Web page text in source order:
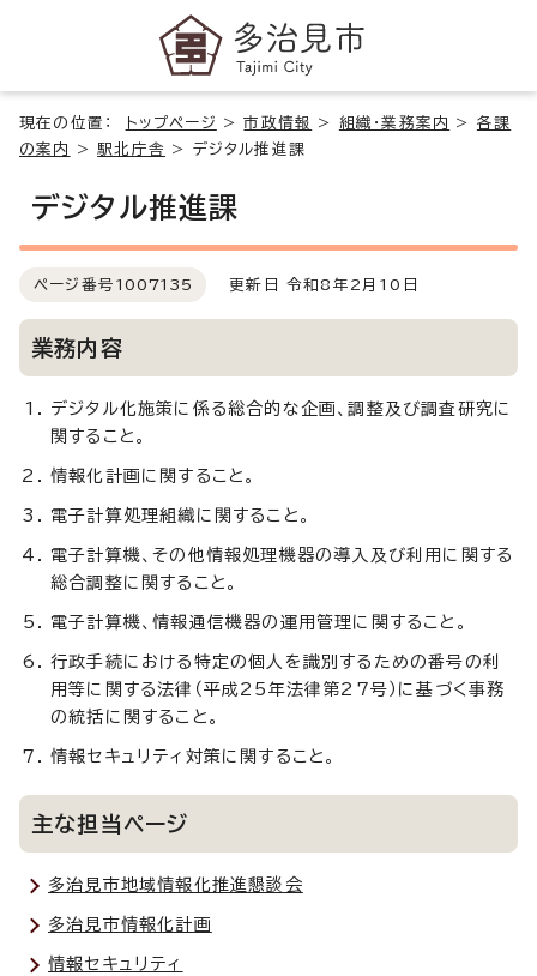
現在の位置： トップページ >市政情報 > 組織・業務案内 > 各課
の案内
>駅北庁舎 > デジタル推進課
デジタル推進課
ページ番号 1007135 更新日 令和8年2月10日
業務内容
デジタル化施策に係る総合的な企画、調整及び調査研究に
関すること。
情報化計画に関すること。
電子計算処理組織に関すること。
電子計算機、その他情報処理機器の導入及び利用に関する
総合調整に関すること。
電子計算機、情報通信機器の運用管理に関すること。
行政手続における特定の個人を識別するための番号の利
用等に関する法律（平成25年法律第27号）に基づく事務
の統括に関すること。
情報セキュリティ対策に関すること。
主な担当ページ
多治見市地域情報化推進懇談会
多治見市情報化計画
情報セキュリティ